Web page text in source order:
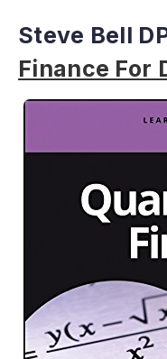
Steve Bell
Finance For